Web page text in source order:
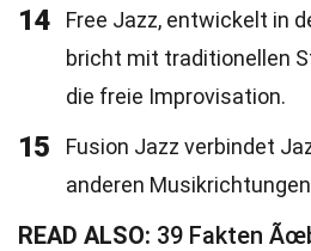
14
Free Jazz, entwickelt in
bricht mit traditionellen
die freie Improvisation.
15
Fusion Jazz verbindet
anderen
READ ALSO: 39 Fakten